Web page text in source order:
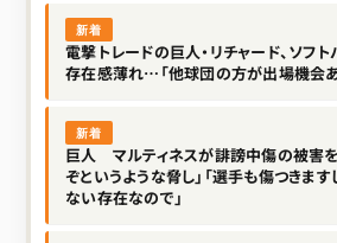
新着
電撃トレードの巨人・リチャード、ソフ
存在感薄れ…「他球団の方が出場機会
新着
巨人 マルティネスが誹謗中傷の被害
ぞというような脅し」「選手も傷つきま
ない存在なので」